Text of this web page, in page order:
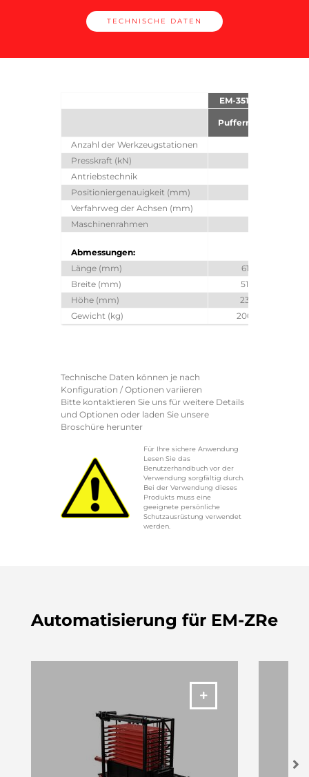
TECHNISCHE DATEN
EM-3510 ZRBe
Pufferrevolver
Anzahl der Werkzeugstationen
Presskraft (kN)
Antriebstechnik
Positioniergenauigkeit (mm)
Verfahrweg der Achsen (mm)
Maschinenrahmen
Abmessungen:
Länge (mm)
6157
Breite (mm)
5120
Höhe (mm)
2367
Gewicht (kg)
20000
Technische Daten können je nach
Konfiguration / Optionen variieren
Bitte kontaktieren Sie uns für weitere Details
und Optionen oder laden Sie unsere
Broschüre herunter
Für Ihre sichere Anwendung
Lesen Sie das
Benutzerhandbuch vor der
Verwendung sorgfältig durch.
Bei der Verwendung dieses
Produkts muss eine
geeignete persönliche
Schutzausrüstung verwendet
werden.
Automatisierung für EM-ZRe